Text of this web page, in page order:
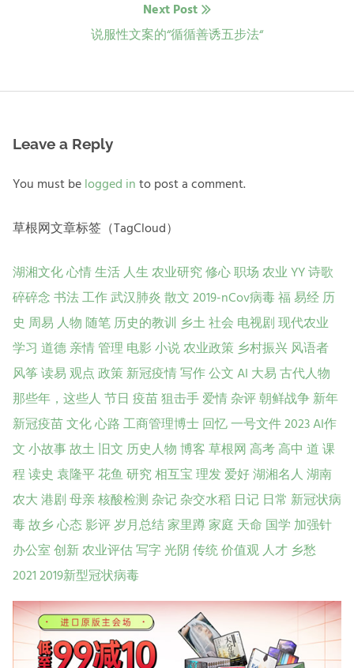
Next Post
Next
说服性文案的“循循善诱五步法“
Leave a Reply
You must belogged into post a comment.
草根网文章标签（TagCloud）
湖湘文化心情生活人生农业研究修心职场农业YY诗歌
碎碎念书法工作武汉肺炎散文2019-nCov病毒福易经历
史 周易人物随笔历史的教训 乡土社会 电视剧现代农业
学习 道德亲情管理电影小说农业政策乡村振兴风语者
风筝读易观点政策新冠疫情写作公文AI 大易古代人物
那些年，这些人节日 疫苗狙击手爱情杂评朝鲜战争新年
新冠疫苗文化心路工商管理博士回忆一号文件2023AI作
文小故事故土旧文 历史人物博客草根网高考高中 道课
程读史袁隆平花鱼研究相互宝理发爱好湖湘名人湖南
农大港剧母亲核酸检测杂记杂交水稻 日记 日常 新冠状病
毒故乡心态影评岁月总结家里蹲家庭 天命 国学 加强针
办公室创新农业评估写字光阴传统价值观人才乡愁
20212019新型冠状病毒